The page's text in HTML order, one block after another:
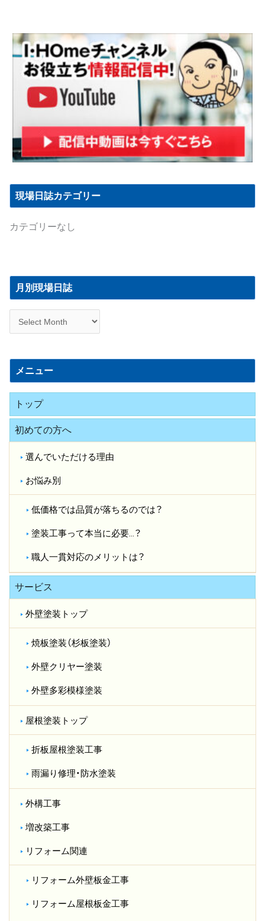
現場日誌カテゴリー
カテゴリーなし
月別現場日誌
現
日
メニュー
トップ
初めての方へ
選んでいただける理由
お悩み別
低価格では品質が落ちるのでは？​
塗装工事って本当に必要…？​
職人一貫対応のメリットは？​
サービス
外壁塗装トップ
焼板塗装（杉板塗装）
外壁クリヤー塗装
外壁多彩模様塗装
屋根塗装トップ
折板屋根塗装工事
雨漏り修理・防水塗装
外構工事
増改築工事
リフォーム関連
リフォーム外壁板金工事
リフォーム屋根板金工事